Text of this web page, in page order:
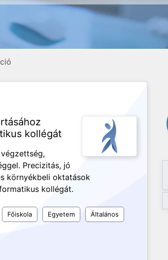
kollégát
Precizitás, jó
környékbeli oktatások
kollégát.
Főiskola Egyetem Általános